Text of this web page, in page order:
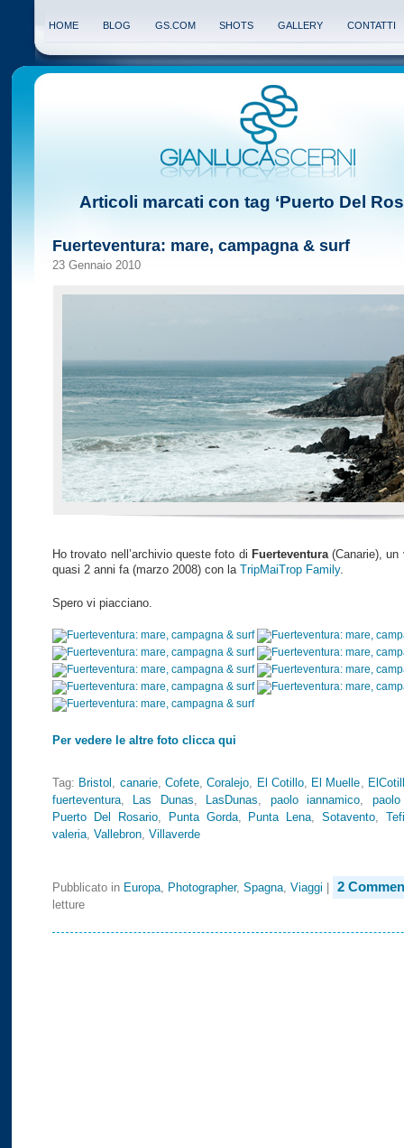
HOME BLOG GS.COM SHOTS GALLERY CONTATTI
Articoli marcati con tag ‘Puerto Del
Fuerteventura: mare, campagna & surf
23 Gennaio 2010
Ho trovato nell’archivio queste foto di Fuerteventura(Canarie), un
quasi 2 anni fa (marzo 2008) con la TripMaiTrop Family.
Spero vi piacciano.
Per vedere le altre foto clicca qui
Tag: Bristol canarie, Cofete,Coralejo El Cotillo, El Muelle
fuerteventura
Las Dunas LasDunas paolo iannamico
Puerto Del Rosario, Punta Gorda, Punta Lena ,Sotavento ,
valeria Vallebron Villaverde
Pubblicato in Europa Photographer, Spagna Viaggi 2
letture